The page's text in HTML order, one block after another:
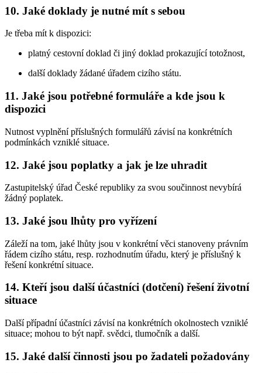
10. Jaké doklady je nutné mít s sebou
Je třeba mít k dispozici:
platný cestovní doklad či jiný doklad prokazující totožnost,
další doklady žádané úřadem cizího státu.
11. Jaké jsou potřebné formuláře a kde jsou k
dispozici
Nutnost vyplnění příslušných formulářů závisí na konkrétních
podmínkách vzniklé situace.
12. Jaké jsou poplatky a jak je lze uhradit
Zastupitelský úřad České republiky za svou součinnost nevybírá
žádný poplatek.
13. Jaké jsou lhůty pro vyřízení
Záleží na tom, jaké lhůty jsou v konkrétní věci stanoveny právním
řádem cizího státu, resp. rozhodnutím úřadu, který je příslušný k
řešení konkrétní situace.
14. Kteří jsou další účastníci (dotčení) řešení životní
situace
Další případní účastníci závisí na konkrétních okolnostech vzniklé
situace; mohou to být např. svědci, tlumočník a další.
15. Jaké další činnosti jsou po žadateli požadovány